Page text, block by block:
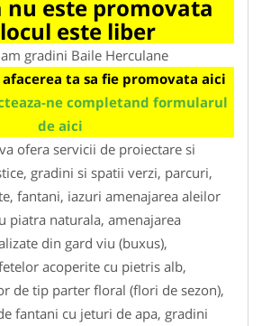
nu este promovata
este liber
gradini Baile Herculane
ta sa fie promovata aici
ne completand formularul
de aici
ofera servicii de proiectare si
gradini si spatii verzi, parcuri,
fantani, iazuri amenajarea aleilor
piatra naturala, amenajarea
din gard viu (buxus),
acoperite cu pietris alb,
de tip parter floral (flori de sezon),
fantani cu jeturi de apa, gradini